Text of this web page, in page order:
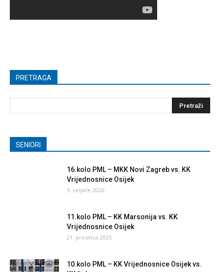
PRETRAGA
SENIORI
16.kolo PML – MKK Novi Zagreb vs. KK
Vrijednosnice Osijek
5. veljače 2026.
11.kolo PML – KK Marsonija vs. KK
Vrijednosnice Osijek
21. prosinca 2025.
10.kolo PML – KK Vrijednosnice Osijek vs.